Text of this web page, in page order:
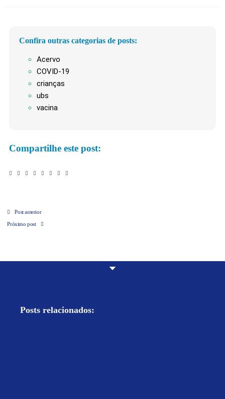
Confira outras categorias de posts:
Acervo
COVID-19
crianças
ubs
vacina
Compartilhe este post:
Post anterior
Próximo post
Posts relacionados: